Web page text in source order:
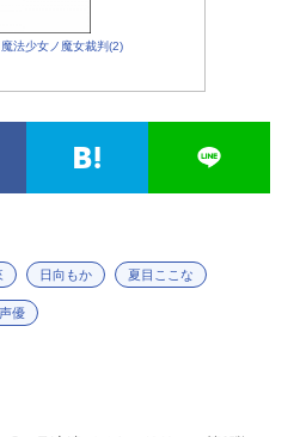
魔法少女ノ魔女裁判(2)
日向もか 夏目ここな
声優